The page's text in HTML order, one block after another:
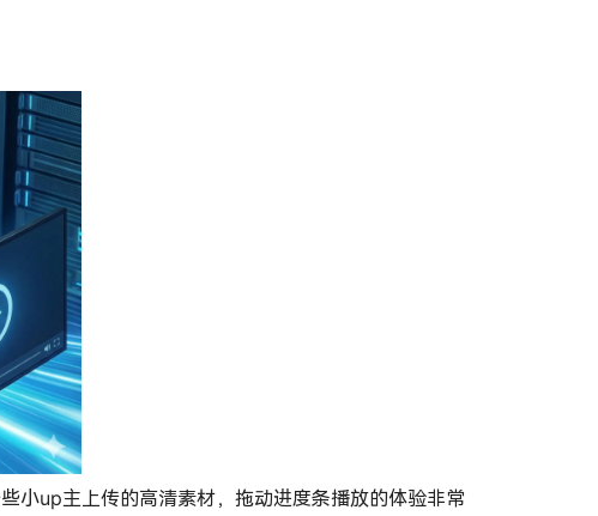
小up主上传的高清素材，拖动进度条播放的体验非常